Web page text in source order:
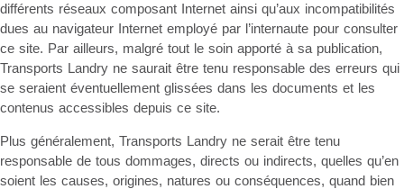
différents réseaux composant Internet ainsi qu’aux incompatibilités
dues au navigateur Internet employé par l’internaute pour consulter
ce site. Par ailleurs, malgré tout le soin apporté à sa publication,
Transports Landry ne saurait être tenu responsable des erreurs qui
se seraient éventuellement glissées dans les documents et les
contenus accessibles depuis ce site.
Plus généralement, Transports Landry ne serait être tenu
responsable de tous dommages, directs ou indirects, quelles qu’en
soient les causes, origines, natures ou conséquences, quand bien